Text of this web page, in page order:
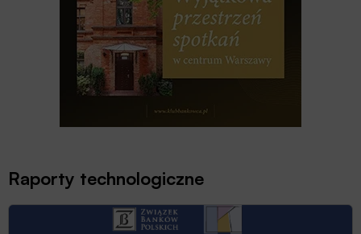
Raporty technologiczne